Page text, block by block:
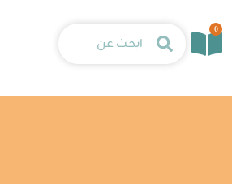
0